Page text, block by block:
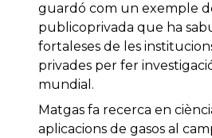
guardó com un exemple
publicoprivada que ha
fortaleses de les
privades per fer
mundial.
Matgas fa recerca en
aplicacions de gasos al